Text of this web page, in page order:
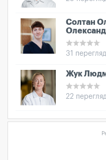
Солтан
31
Жук
22